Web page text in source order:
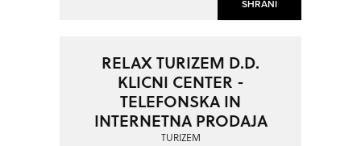
SHRANI
RELAX TURIZEM D.D.
KLICNI CENTER -
TELEFONSKA IN
INTERNETNA PRODAJA
TURIZEM